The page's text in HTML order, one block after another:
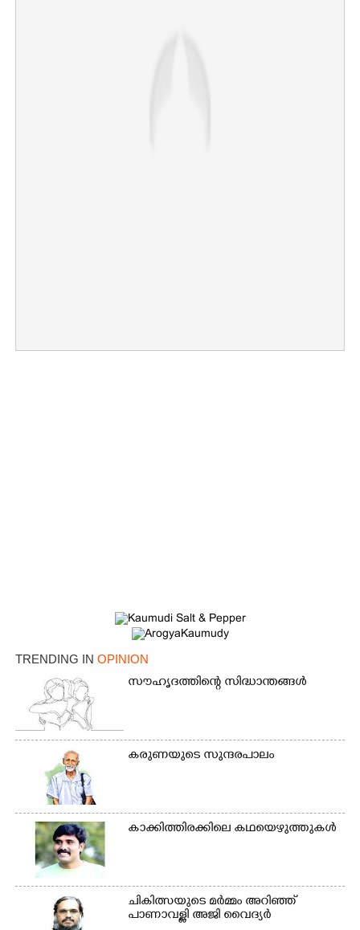
TRENDING IN OPINION
സൗഹൃദത്തിന്റെ സിദ്ധാന്തങ്ങൾ
കരുണയുടെ സുന്ദരപാലം
കാക്കിത്തിരക്കിലെ കഥയെഴുത്തുകൾ
ചികിത്സയുടെ മർമ്മം അറിഞ്ഞ്
പാണാവള്ളി അജി വൈദ്യർ